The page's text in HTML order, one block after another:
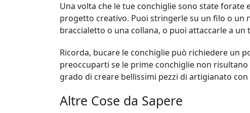
Una volta che le tue conchiglie sono state
progetto creativo. Puoi stringerle su un filo o un
braccialetto o una collana, o puoi attaccarle a un
Ricorda, bucare le conchiglie può richiedere un
preoccuparti se le prime conchiglie non
grado di creare bellissimi pezzi di artigianato
Altre Cose da Sapere